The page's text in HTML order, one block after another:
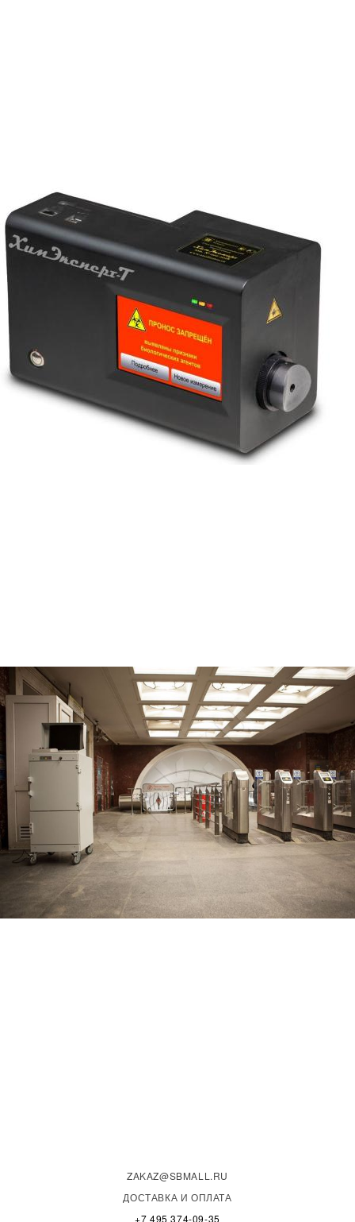
ZAKAZ@SBMALL.RU
ДОСТАВКА И ОПЛАТА
+7 495 374-09-35